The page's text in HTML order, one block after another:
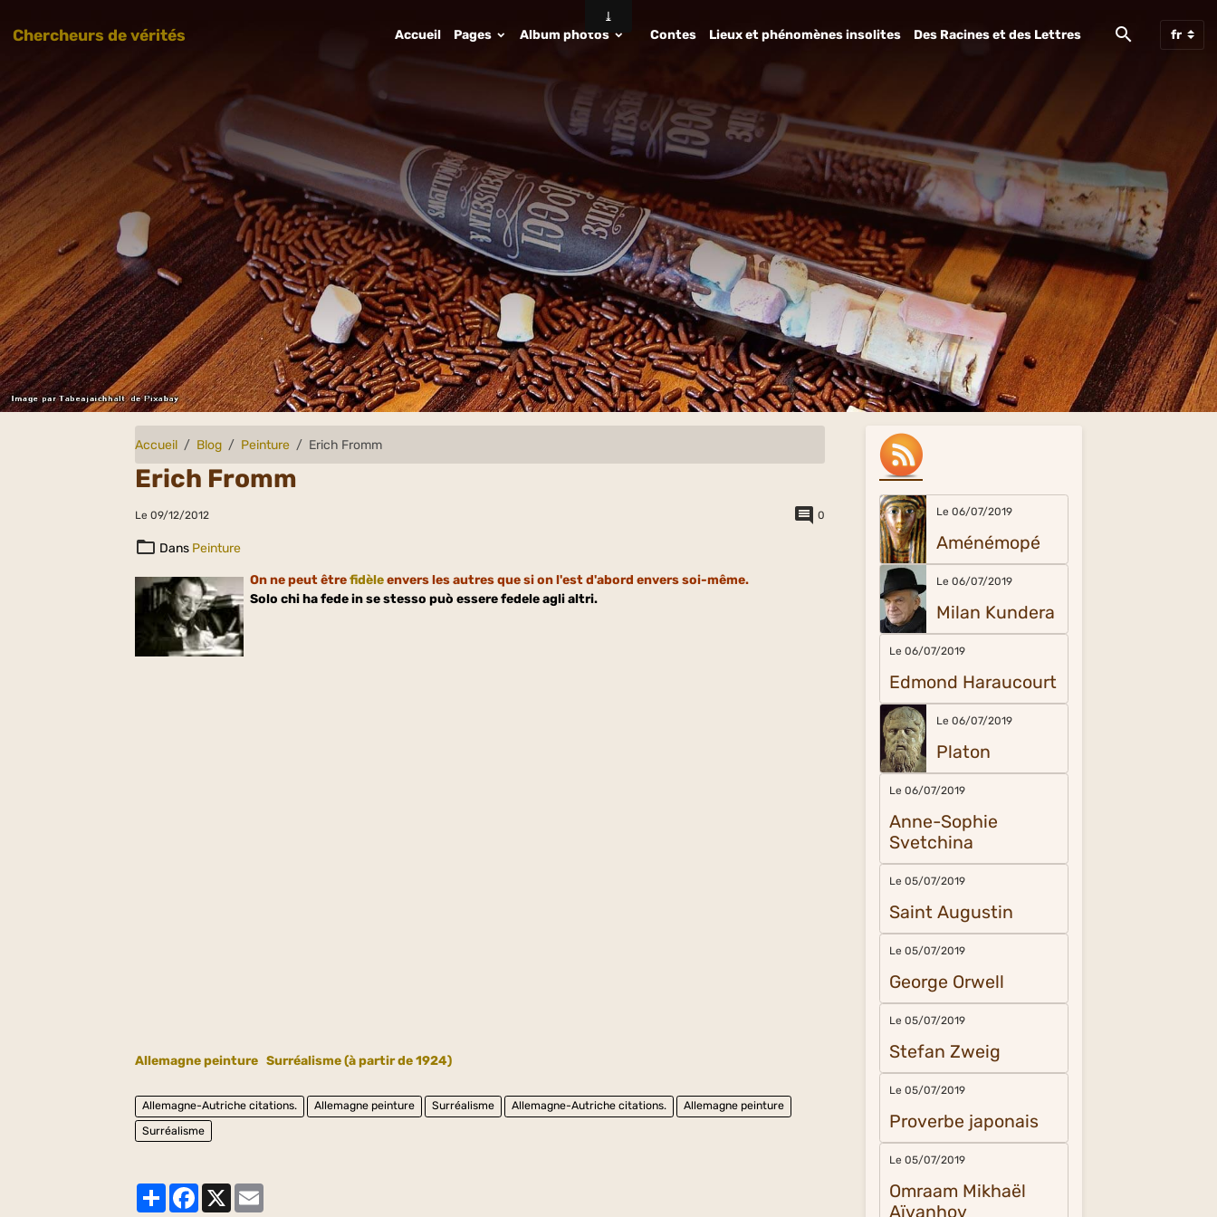
Chercheurs de vérités Accueil Pages Album photos Contes Lieux et phénomènes insolites Des Racines et des Lettres
Accueil Blog Peinture Erich Fromm
Erich Fromm
Le 09/12/2012 0
Dans Peinture
On ne peut êtrefidèleenvers les autres que si on l'est d'abord envers soi-même.
Solo chi ha fede in se stesso può essere fedele agli altri.
Allemagne peinture Surréalisme (à partir de 1924)
Allemagne-Autriche citations. Allemagne peinture Surréalisme Allemagne-Autriche citations.
Allemagne peinture
Surréalisme
PartagerFacebook
X
Le 06/07/2019
Aménémopé
Le 06/07/2019
Milan Kundera
Le 06/07/2019
Edmond Haraucourt
Le 06/07/2019
Platon
Le 06/07/2019
Anne-Sophie
Svetchina
Le 05/07/2019
Saint Augustin
Le 05/07/2019
George Orwell
Le 05/07/2019
Stefan Zweig
Le 05/07/2019
Proverbe japonais
Le 05/07/2019
Omraam Mikhaël
Aïvanhov